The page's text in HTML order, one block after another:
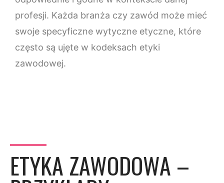
profesji. Każda branża czy zawód może mieć
swoje specyficzne wytyczne etyczne, które
często są ujęte w kodeksach etyki
zawodowej.
ETYKA ZAWODOWA –